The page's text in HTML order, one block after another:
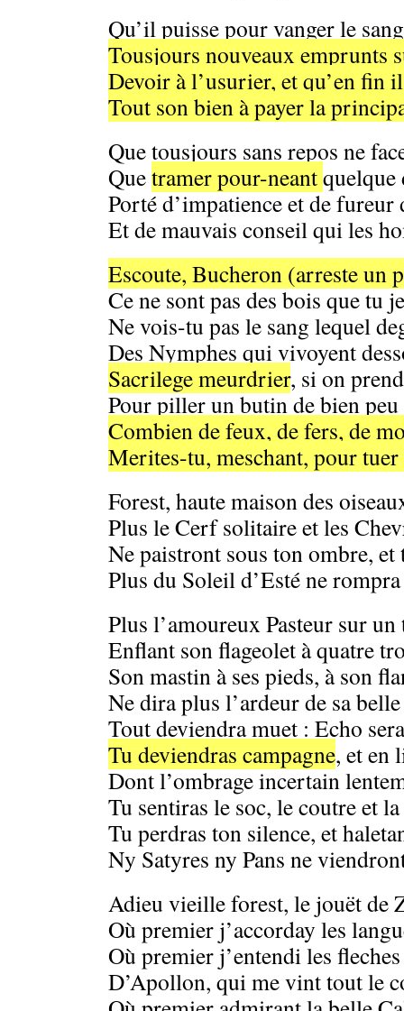
Qu’il puisse pour vanger le
Tousjours nouveaux emprunts
Devoir à l’usurier, et qu’en fin
Tout son bien à payer la
Que tousjours sans repos ne
Quetramer pour-neantquelque
Porté d’impatience et de fureur
Et de mauvais conseil qui les
Escoute, Bucheron (arreste un
Ce ne sont pas des bois que tu
Ne vois-tu pas le sang lequel
Des Nymphes qui vivoyent
Sacrilege meurdrier, si on
Pour piller un butin de bien peu
Combien de feux, de fers, de
Merites-tu, meschant, pour tuer
Forest, haute maison des
Plus le Cerf solitaire et les
Ne paistront sous ton ombre,
Plus du Soleil d’Esté ne
Plus l’amoureux Pasteur sur un
Enflant son flageolet à quatre
Son mastin à ses pieds, à son
Ne dira plus l’ardeur de sa
Tout deviendra muet : Echo
Tu deviendras campagne, et en
Dont l’ombrage incertain
Tu sentiras le soc, le coutre et
Tu perdras ton silence, et
Ny Satyres ny Pans ne
Adieu vieille forest, le jouët de
Où premier j’accorday les
Où premier j’entendi les
D’Apollon, qui me vint tout le